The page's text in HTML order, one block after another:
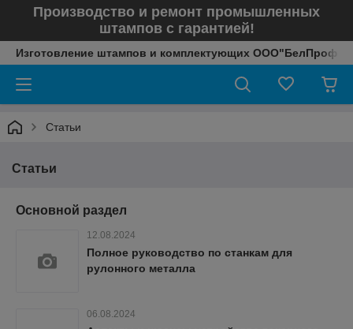
Производство и ремонт промышленных
штампов с гарантией!
Изготовление штампов и комплектующих
Статьи
Статьи
Основной раздел
12.08.2024
Полное руководство по станкам для
рулонного металла
06.08.2024